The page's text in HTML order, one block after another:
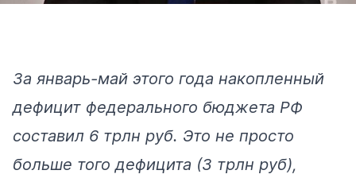
За январь-май этого года накопленный
дефицит федерального бюджета РФ
составил 6 трлн руб. Это не просто
больше того дефицита (3 трлн руб),